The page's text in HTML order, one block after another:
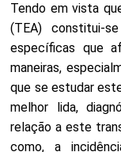
Tendo em vista
(TEA) constitui-
específicas que
maneiras,
que se estudar
melhor lida,
relação a este
como, a